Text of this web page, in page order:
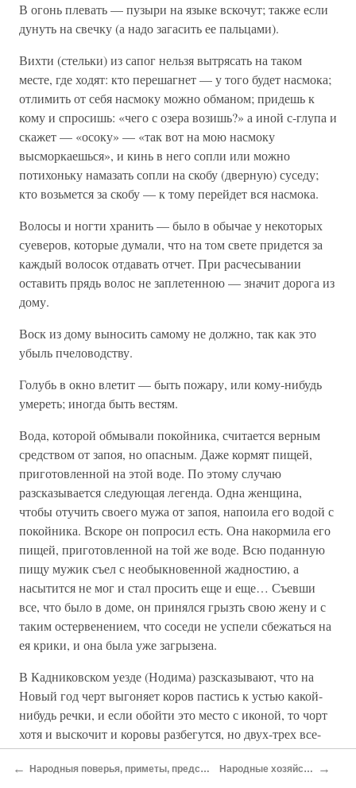
В огонь плевать — пузыри на языке вскочут; также если
дунуть на свечку (а надо загасить ее пальцами).
Вихти (стельки) из сапог нельзя вытрясать на таком
месте, где ходят: кто перешагнет — у того будет насмока;
отлимить от себя насмоку можно обманом; придешь к
кому и спросишь: «чего с озера возишь?» а иной с-глупа и
скажет — «осоку» — «так вот на мою насмоку
высморкаешься», и кинь в него сопли или можно
потихоньку намазать сопли на скобу (дверную) суседу;
кто возьмется за скобу — к тому перейдет вся насмока.
Волосы и ногти хранить — было в обычае у некоторых
суеверов, которые думали, что на том свете придется за
каждый волосок отдавать отчет. При расчесывании
оставить прядь волос не заплетенною — значит дорога из
дому.
Воск из дому выносить самому не должно, так как это
убыль пчеловодству.
Голубь в окно влетит — быть пожару, или кому-нибудь
умереть; иногда быть вестям.
Вода, которой обмывали покойника, считается верным
средством от запоя, но опасным. Даже кормят пищей,
приготовленной на этой воде. По этому случаю
разсказывается следующая легенда. Одна женщина,
чтобы отучить своего мужа от запоя, напоила его водой с
покойника. Вскоре он попросил есть. Она накормила его
пищей, приготовленной на той же воде. Всю поданную
пищу мужик съел с необыкновенной жадностию, а
насытится не мог и стал просить еще и еще… Съевши
все, что было в доме, он принялся грызть свою жену и с
таким остервенением, что соседи не успели сбежаться на
ея крики, и она была уже загрызена.
В Кадниковском уезде (Нодима) разсказывают, что на
Новый год черт выгоняет коров пастись к устью какой-
нибудь речки, и если обойти это место с иконой, то чорт
хотя и выскочит и коровы разбегутся, но двух-трех все-
таки можно успеть захватить. Коровы эти какия нибудь
«хватанныя» или «проклятыя».
← Народныя поверья, приметы, предсказания, предразсудки и обычаи Народные хозяйственные приметы →